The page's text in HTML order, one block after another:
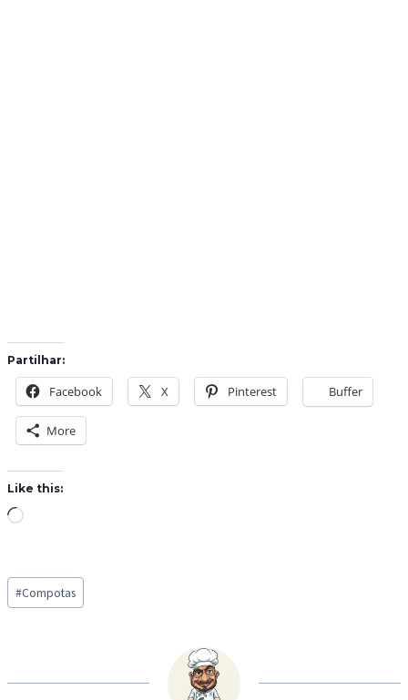
Partilhar:
Facebook X Pinterest Buffer
More
Like this:
L
d
i
…
Post
Tags:
#Compotas